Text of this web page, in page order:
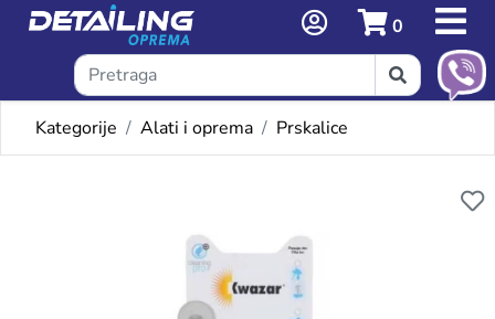
0
Kategorije Alati i oprema Prskalice